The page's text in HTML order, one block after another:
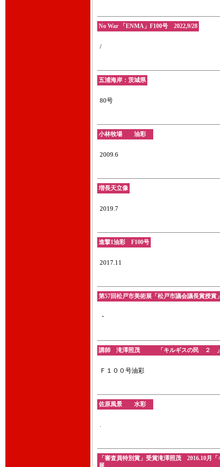
No War 「ENMA」F100号 2022,9/28
/
五浦海岸：茨城県
80号
小林牧場 油彩
2009.6
増長天立像
2019.7
進撃1油彩 F100号
2017.11
第57回松戸市美術展「松戸市議会議長賞授
・
講師 滝澤照茂 「キルギスの民 ２
Ｆ１００号油彩
佐原風景 水彩
.
「審査員特別賞」受賞滝澤照茂 2016.10
展